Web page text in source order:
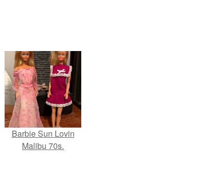
Barbie Sun Lovin
Malibu 70s.